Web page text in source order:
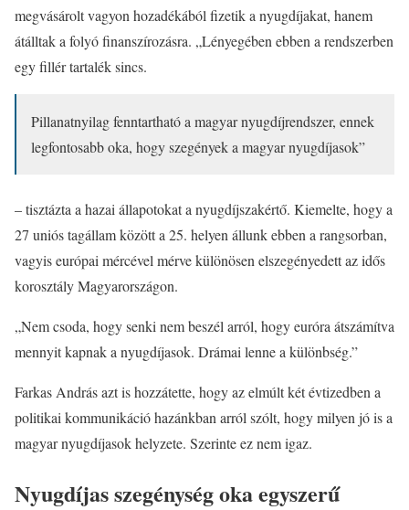
megvásárolt vagyon hozadékából fizetik a nyugdíjakat, hanem
átálltak a folyó finanszírozásra. „Lényegében ebben a rendszerben
egy fillér tartalék sincs.
Pillanatnyilag fenntartható a magyar nyugdíjrendszer, ennek
legfontosabb oka, hogy szegények a magyar nyugdíjasok”
– tisztázta a hazai állapotokat a nyugdíjszakértő. Kiemelte, hogy a
27 uniós tagállam között a 25. helyen állunk ebben a rangsorban,
vagyis európai mércével mérve különösen elszegényedett az idős
korosztály Magyarországon.
„Nem csoda, hogy senki nem beszél arról, hogy euróra átszámítva
mennyit kapnak a nyugdíjasok. Drámai lenne a különbség.”
Farkas András azt is hozzátette, hogy az elmúlt két évtizedben a
politikai kommunikáció hazánkban arról szólt, hogy milyen jó is a
magyar nyugdíjasok helyzete. Szerinte ez nem igaz.
Nyugdíjas szegénység oka egyszerű